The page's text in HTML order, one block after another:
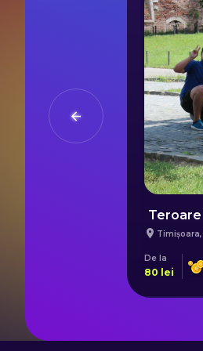
Timișoara,
De la
80 lei